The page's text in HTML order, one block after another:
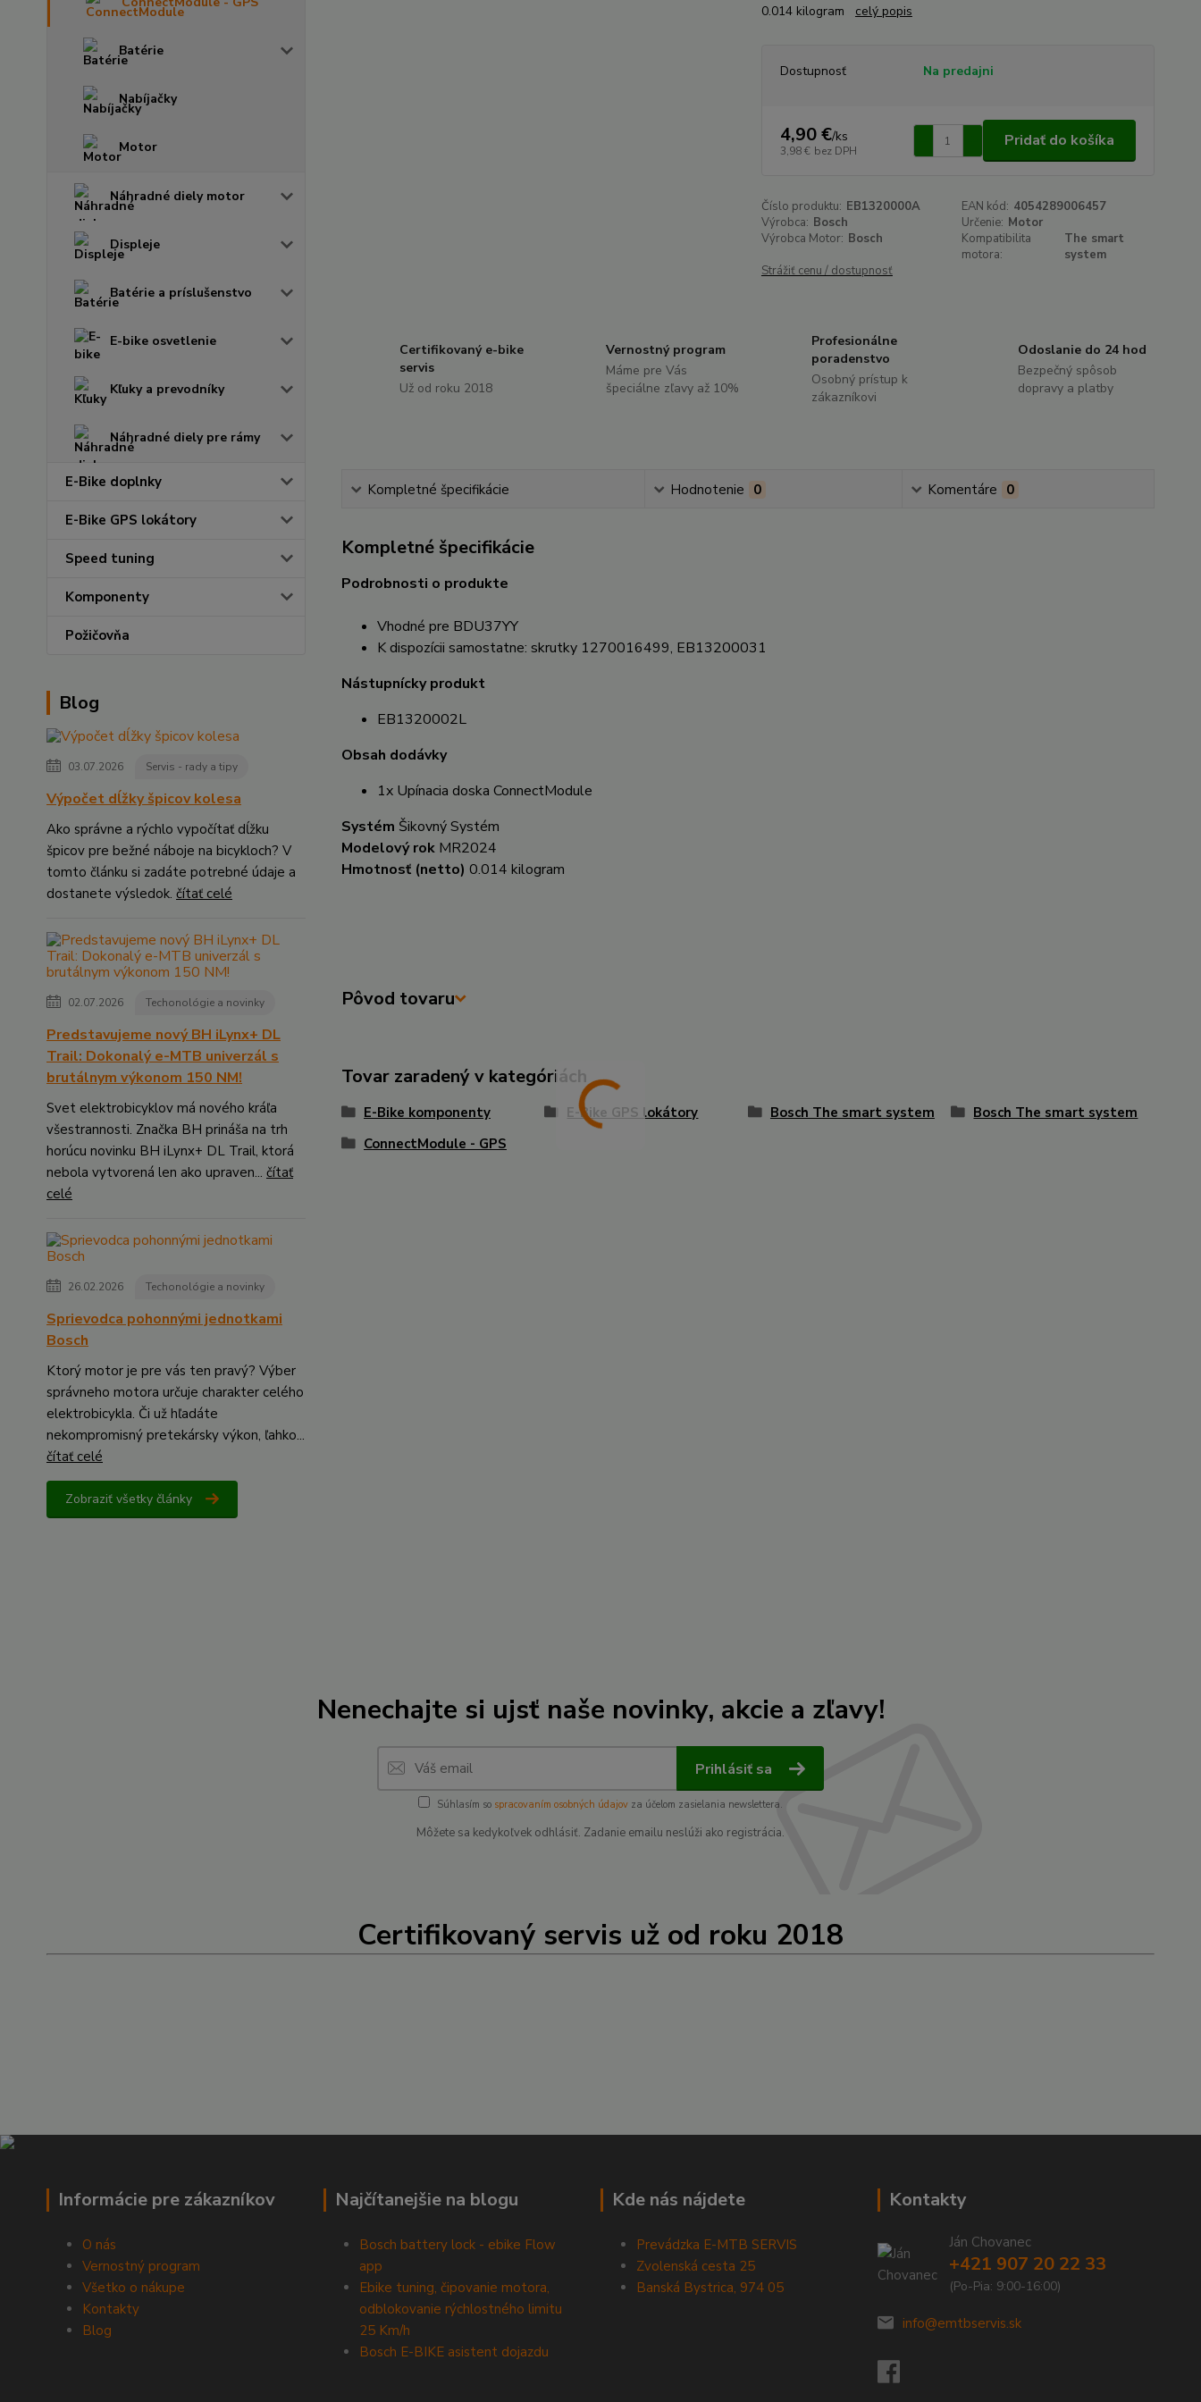
Batérie
Nabíjačky
Motor
Náhradné diely motor
Displeje
Batérie a príslušenstvo
E-bike osvetlenie
Kľuky a prevodníky
Náhradné diely pre rámy
E-Bike doplnky
E-Bike GPS lokátory
Speed tuning
Komponenty
Požičovňa
Blog
03.07.2026 Servis - rady a tipy
Výpočet dĺžky špicov kolesa
Ako správne a rýchlo vypočítať dĺžku
špicov pre bežné náboje na bicykloch? V
tomto článku si zadáte potrebné údaje a
dostanete výsledok. čítať celé
02.07.2026 Techonológie a novinky
Predstavujeme nový BH iLynx+ DL
Trail: Dokonalý e-MTB univerzál s
brutálnym výkonom 150 NM!
Svet elektrobicyklov má nového kráľa
všestrannosti. Značka BH prináša na trh
horúcu novinku BH iLynx+ DL Trail, ktorá
nebola vytvorená len ako upraven... čítať
celé
26.02.2026 Techonológie a novinky
Sprievodca pohonnými jednotkami
Bosch
Ktorý motor je pre vás ten pravý? Výber
správneho motora určuje charakter celého
elektrobicykla. Či už hľadáte
nekompromisný pretekársky výkon, ľahko...
čítať celé
Zobraziť všetky články
0.014 kilogram celý popis
Dostupnosť Na predajni
4,90 €/ks
3,98 € bez DPH
Pridať do košíka
Číslo produktu: EB1320000A EAN kód: 4054289006457
Výrobca: Bosch Určenie: Motor
Výrobca Motor: Bosch
Kompatibilita
motora:
The smart
system
Strážiť cenu / dostupnosť
Certifikovaný e-bike
servis
Už od roku 2018
Vernostný program
Máme pre Vás
špeciálne zľavy až 10%
Profesionálne
poradenstvo
Osobný prístup k
zákazníkovi
Odoslanie do 24 hod
Bezpečný spôsob
dopravy a platby
Kompletné špecifikácie Hodnotenie 0 Komentáre 0
Kompletné špecifikácie
Podrobnosti o produkte
Vhodné pre BDU37YY
K dispozícii samostatne: skrutky 1270016499, EB13200031
Nástupnícky produkt
EB1320002L
Obsah dodávky
1x Upínacia doska ConnectModule
Systém Šikovný Systém
Modelový rokMR2024
Hmotnosť (netto) 0.014 kilogram
Pôvod tovaru
Tovar zaradený v kategóriách
E-Bike komponenty E-Bike GPS lokátory Bosch The smart system
Bosch The smart system
ConnectModule - GPS
Nenechajte si ujsť naše novinky, akcie a zľavy!
Prihlásiť sa
Súhlasím so spracovaním osobných údajov za účelom zasielania newslettera.
Môžete sa kedykoľvek odhlásiť. Zadanie emailu neslúži ako registrácia.
Certifikovaný servis už od roku 2018
Informácie pre zákazníkov
O nás
Vernostný program
Všetko o nákupe
Kontakty
Blog
Najčítanejšie na blogu
Bosch battery lock - ebike Flow
app
Ebike tuning, čipovanie motora,
odblokovanie rýchlostného limitu
25 Km/h
Bosch E-BIKE asistent dojazdu
Kde nás nájdete
Prevádzka E-MTB SERVIS
Zvolenská cesta 25
Banská Bystrica, 974 05
Kontakty
Ján Chovanec
+421 907 20 22 33
(Po-Pia: 9:00-16:00)
info@emtbservis.sk